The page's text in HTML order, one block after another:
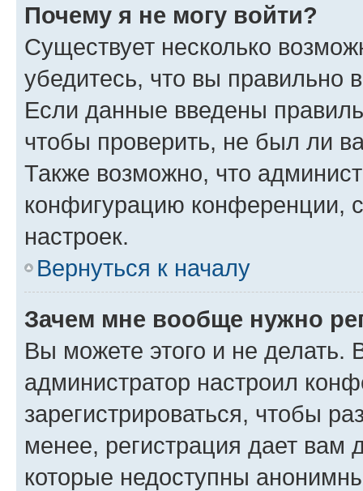
Почему я не могу войти?
Существует несколько
убедитесь, что вы правильно
Если данные введены
чтобы проверить, не был ли
Также возможно, что
конфигурацию конференции,
настроек.
Вернуться к началу
Зачем мне вообще нужно
Вы можете этого и не делать.
администратор настроил
зарегистрироваться, чтобы
менее, регистрация дает вам
которые недоступны